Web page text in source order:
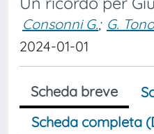
Consonni G.; G.
2024-01-01
Scheda breve
Scheda completa